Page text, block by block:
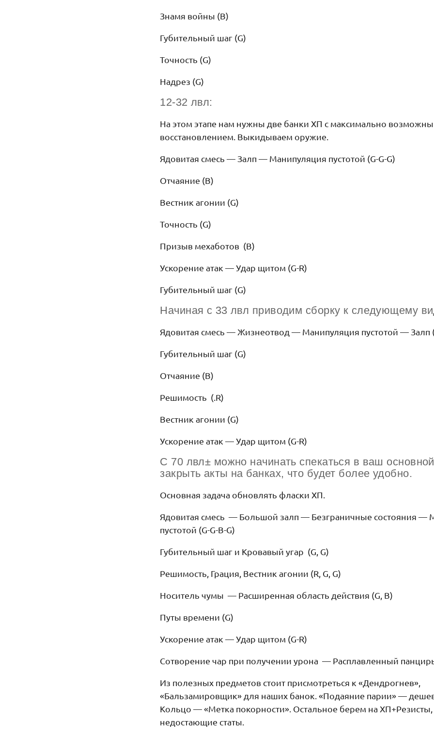
Знамя войны (B)
Губительный шаг (G)
Точность (G)
Надрез (G)
12-32 лвл:
На этом этапе нам нужны две банки ХП с максимально
восстановлением. Выкидываем оружие.
Ядовитая смесь — Залп — Манипуляция пустотой (G-G-G)
Отчаяние (B)
Вестник агонии (G)
Точность (G)
Призыв мехаботов (B)
Ускорение атак — Удар щитом (G-R)
Губительный шаг (G)
Начиная с 33 лвл приводим сборку к следующему
Ядовитая смесь — Жизнеотвод — Манипуляция пустотой — Залп
Губительный шаг (G)
Отчаяние (B)
Решимость (.R)
Вестник агонии (G)
Ускорение атак — Удар щитом (G-R)
C 70 лвл± можно начинать спекаться в ваш
закрыть акты на банках, что будет более удобно.
Основная задача обновлять фласки ХП.
Ядовитая смесь — Большой залп — Безграничные состояния —
пустотой (G-G-B-G)
Губительный шаг и Кровавый угар (G, G)
Решимость, Грация, Вестник агонии (R, G, G)
Носитель чумы — Расширенная область действия (G, B)
Путы времени (G)
Ускорение атак — Удар щитом (G-R)
Сотворение чар при получении урона — Расплавленный
Из полезных предметов стоит присмотреться к «Дендрогнев»,
«Бальзамировщик» для наших банок. «Подаяние парии» —
Кольцо — «Метка покорности». Остальное берем на ХП+Резисты,
недостающие статы.